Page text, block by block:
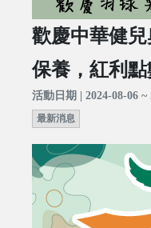
歡慶中華健
保養，紅利
活動日期 | 2024-08-06 ~
最新消息